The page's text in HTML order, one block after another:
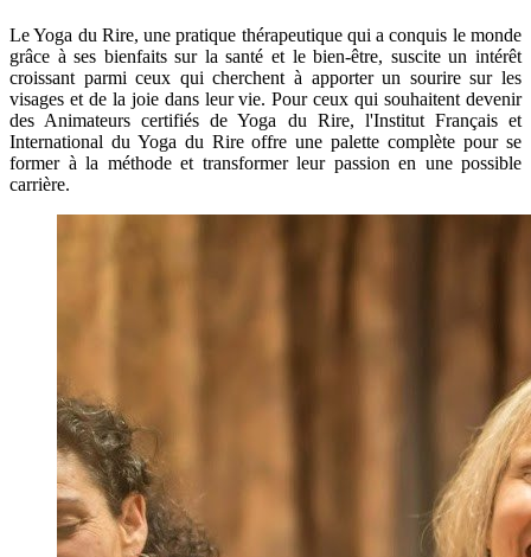
Le Yoga du Rire, une pratique thérapeutique qui a conquis le monde
grâce à ses bienfaits sur la santé et le bien-être, suscite un intérêt
croissant parmi ceux qui cherchent à apporter un sourire sur les
visages et de la joie dans leur vie. Pour ceux qui souhaitent devenir
des Animateurs certifiés de Yoga du Rire, l'Institut Français et
International du Yoga du Rire offre une palette complète pour se
former à la méthode et transformer leur passion en une possible
carrière.